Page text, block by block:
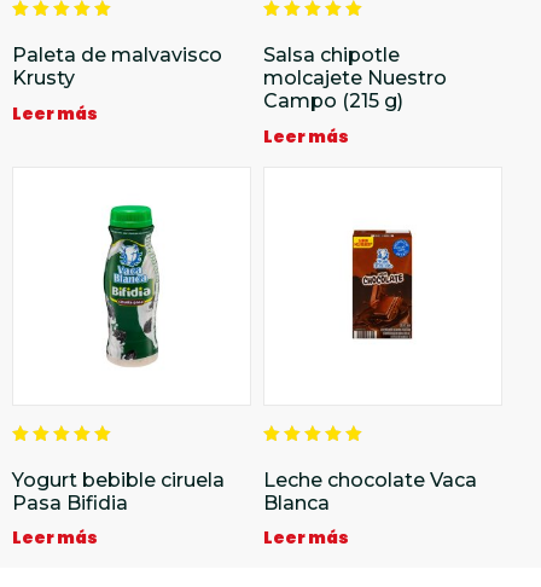
en
5.00
de 5
Paleta de malvavisco
Krusty
Leer más
en
5.00
de 5
Salsa chipotle
molcajete Nuestro
Campo (215 g)
Leer más
en
5.00
de 5
Yogurt bebible ciruela
Pasa Bifidia
Leer más
en
5.00
de 5
Leche chocolate Vaca
Blanca
Leer más